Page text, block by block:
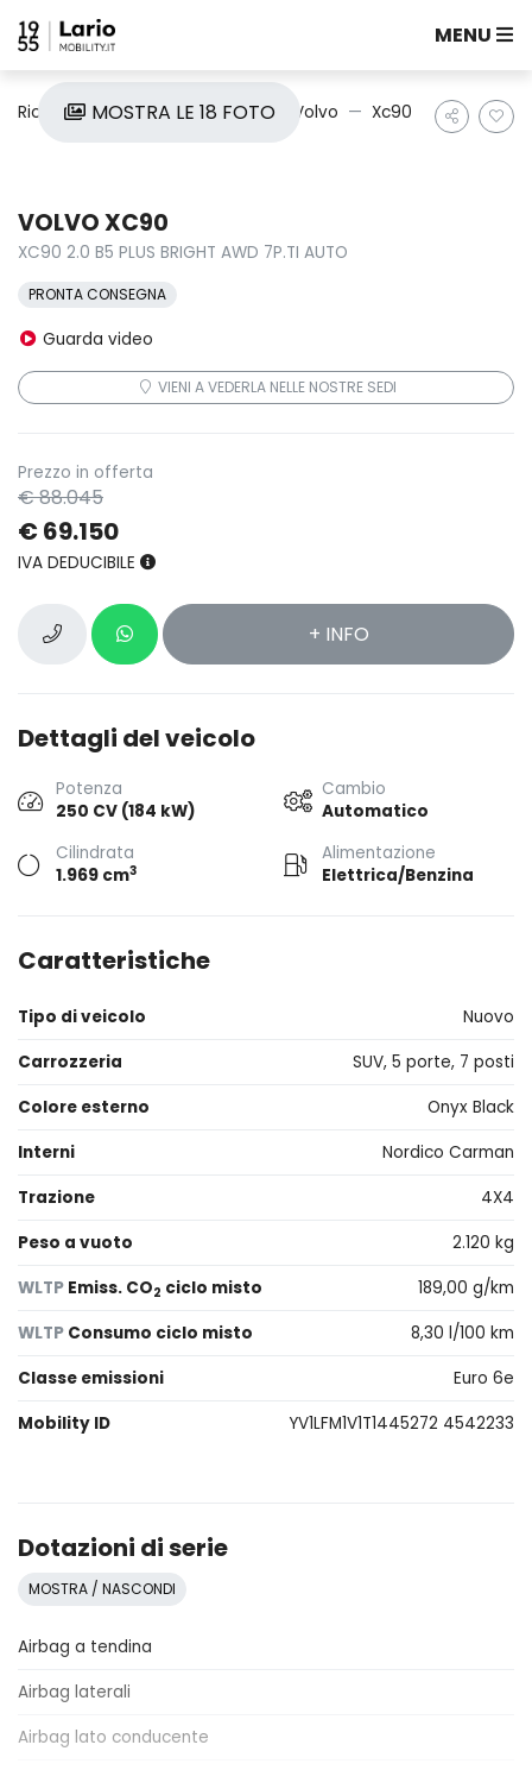
MENU
Ricerca auto Nuove e Km0 Volvo Xc90
MOSTRA LE 18 FOTO
VOLVO XC90
XC90 2.0 B5 PLUS BRIGHT AWD 7P.TI AUTO
PRONTA CONSEGNA
Guarda video
VIENI A VEDERLA NELLE NOSTRE SEDI
Prezzo in offerta
€ 88.045
€ 69.150
IVA DEDUCIBILE
+ INFO
Dettagli del veicolo
Potenza
250 CV (184 kW)
Cambio
Automatico
Cilindrata
1.969 cm3
Alimentazione
Elettrica/Benzina
Caratteristiche
Tipo di veicolo
Nuovo
Carrozzeria
SUV, 5 porte, 7 posti
Colore esterno
Onyx Black
Interni
Nordico Carman
Trazione
4X4
Peso a vuoto
2.120 kg
WLTP Emiss. CO2 ciclo misto
189,00 g/km
WLTP Consumo ciclo misto
8,30 l/100 km
Classe emissioni
Euro 6e
Mobility ID
YV1LFM1V1T1445272 4542233
Dotazioni di serie
MOSTRA / NASCONDI
Airbag a tendina
Airbag laterali
Airbag lato conducente